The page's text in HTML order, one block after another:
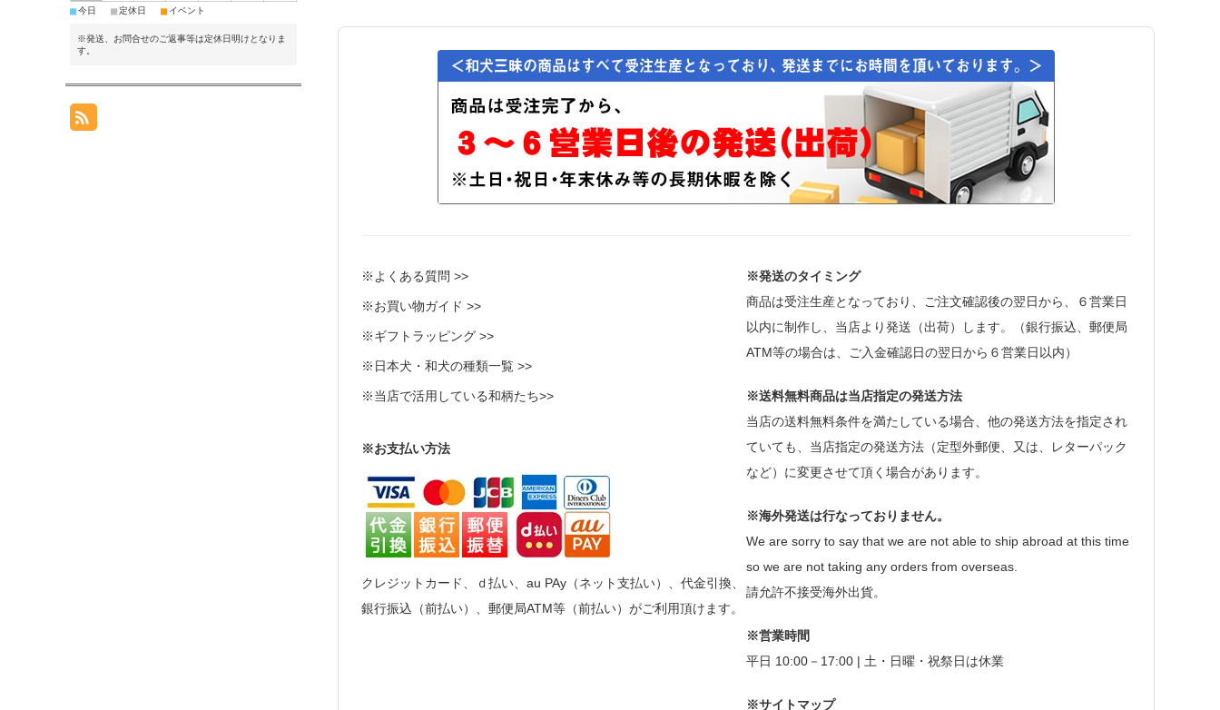
※よくある質問 >>
※お買い物ガイド >>
※ギフトラッピング >>
※日本犬・和犬の種類一覧 >>
※当店で活用している和柄たち>>
※お支払い方法
クレジットカード、ｄ払い、au PAy（ネット支払い）、代金引換、
銀行振込（前払い）、郵便局ATM等（前払い）がご利用頂けます。
※発送のタイミング
商品は受注生産となっており、ご注文確認後の翌日から、６営業日
以内に制作し、当店より発送（出荷）します。（銀行振込、郵便局
ATM等の場合は、ご入金確認日の翌日から６営業日以内）
※送料無料商品は当店指定の発送方法
当店の送料無料条件を満たしている場合、他の発送方法を指定され
ていても、当店指定の発送方法（定型外郵便、又は、レターパック
など）に変更させて頂く場合があります。
※海外発送は行なっておりません。
We are sorry to say that we are not able to ship abroad at this time
so we are not taking any orders from overseas.
請允許不接受海外出貨。
※営業時間
平日 10:00－17:00 | 土・日曜・祝祭日は休業
※サイトマップ
■今日 ■定休日 ■ イベント
※発送、お問合せのご返事等は定休日明けとなりま
す。